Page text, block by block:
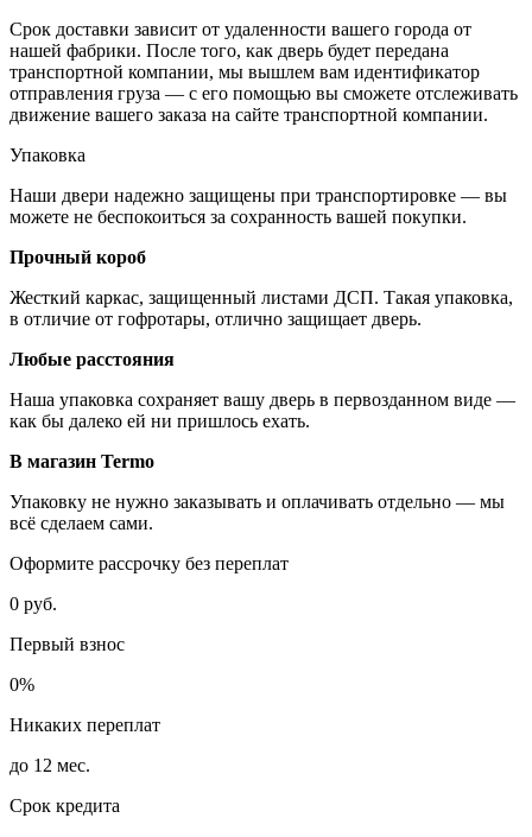
Срок доставки зависит от удаленности вашего города от
нашей фабрики. После того, как дверь будет передана
транспортной компании, мы вышлем вам идентификатор
отправления груза — с его помощью вы сможете отслеживать
движение вашего заказа на сайте транспортной компании.
Упаковка
Наши двери надежно защищены при транспортировке — вы
можете не беспокоиться за сохранность вашей покупки.
Прочный короб
Жесткий каркас, защищенный листами ДСП. Такая упаковка,
в отличие от гофротары, отлично защищает дверь.
Любые расстояния
Наша упаковка сохраняет вашу дверь в первозданном виде —
как бы далеко ей ни пришлось ехать.
В магазин Termo
Упаковку не нужно заказывать и оплачивать отдельно — мы
всё сделаем сами.
Оформите рассрочку без переплат
0 руб.
Первый взнос
0%
Никаких переплат
до 12 мес.
Срок кредита